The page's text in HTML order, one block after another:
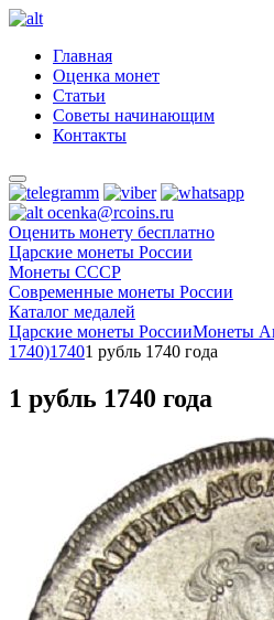
Главная
Оценка монет
Статьи
Советы начинающим
Контакты
ocenka@rcoins.ru
Оценить монету бесплатно
Царские монеты России
Монеты СССР
Современные монеты России
Каталог медалей
Царские монеты РоссииМонеты
1740)17401 рубль 1740 года
1 рубль 1740 года